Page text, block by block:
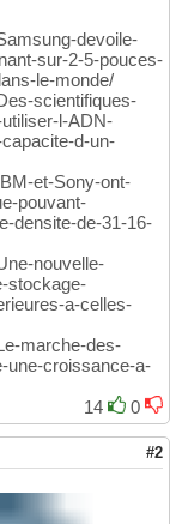
devoile-
sur-2-5-pouces-
le-monde/
scientifiques-
l-ADN-
d-un-
et-Sony-ont-
pouvant-
densite-de-31-16-
nouvelle-
stockage-
a-celles-
marche-des-
une-croissance-a-
14
0
#2